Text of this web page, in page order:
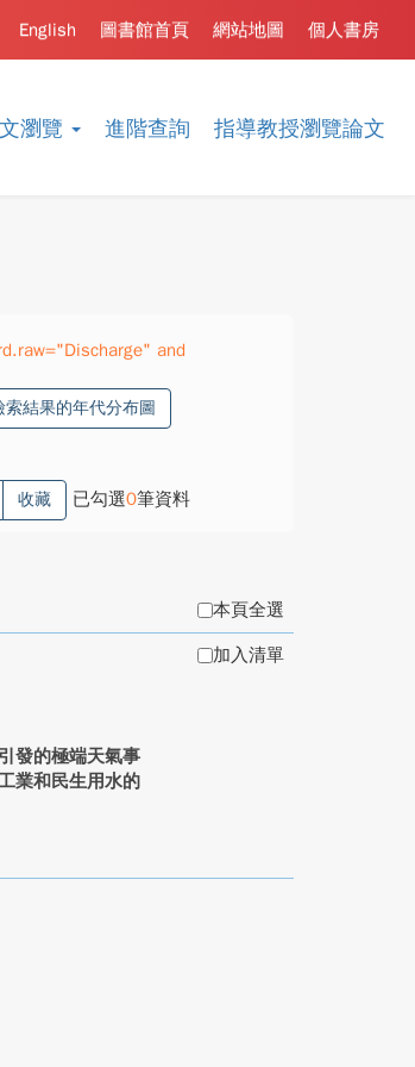
瀏覽 進階查詢 指導教授瀏覽論文
個人書房
網站地圖
圖書館首頁
English
and
索結果的年代分布圖
收藏 已勾選0筆資料
本頁全選
發的極端天氣事
業和民生用水的
加入清單